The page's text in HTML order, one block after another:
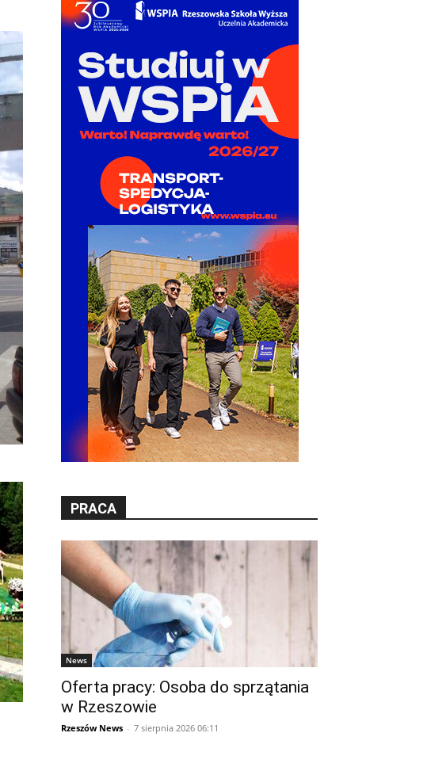
PRACA
News
Oferta pracy: Osoba do sprzątania
w Rzeszowie
Rzeszów News - 7 sierpnia 2026 06:11